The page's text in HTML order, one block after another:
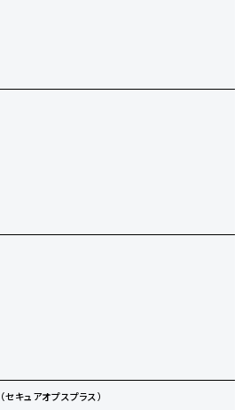
キュアオプスプラス）